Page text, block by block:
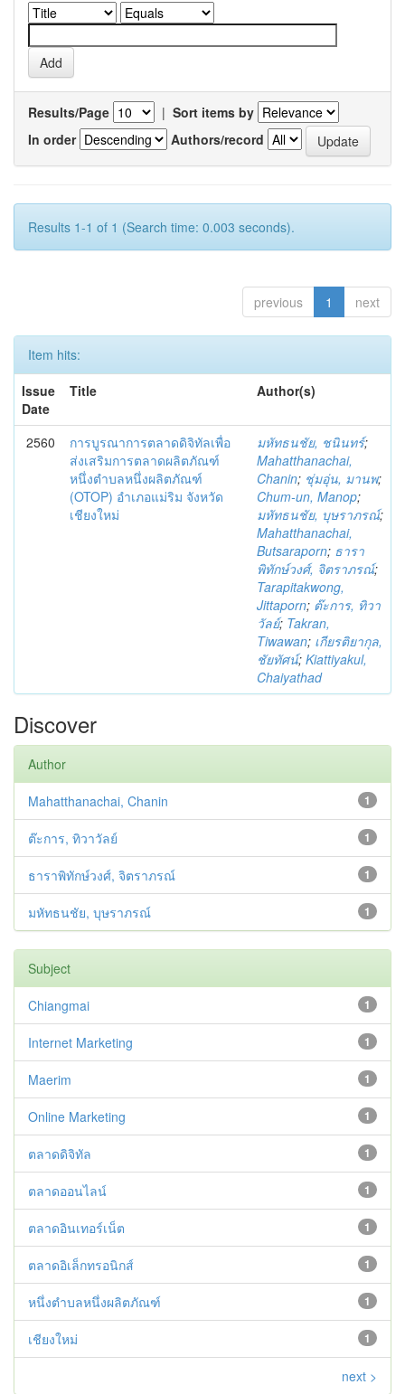
Results/Page | Sort items by
In order
Authors/record
Results 1-1 of 1 (Search time: 0.003 seconds).
previous 1 next
Item hits:
Issue
Date
Title Author(s)
2560
การบูรณาการตลาดดิจิทัลเพื่อ
ส่งเสริมการตลาดผลิตภัณฑ์
หนึ่งตำบลหนึ่งผลิตภัณฑ์
(OTOP) อำเภอแม่ริม จังหวัด
เชียงใหม่
มหัทธนชัย, ชนินทร์;
Mahatthanachai,
Chanin; ชุ่มอุ่น, มานพ;
Chum-un, Manop;
มหัทธนชัย, บุษราภรณ์;
Mahatthanachai,
Butsaraporn; ธารา
พิทักษ์วงศ์, จิตราภรณ์;
Tarapitakwong,
Jittaporn; ต๊ะการ, ทิวา
วัลย์; Takran,
Tiwawan; เกียรติยากุล,
ชัยทัศน์; Kiattiyakul,
Chaiyathad
Discover
Author
1
Mahatthanachai, Chanin
1
ต๊ะการ, ทิวาวัลย์
1
ธาราพิทักษ์วงศ์, จิตราภรณ์
1
มหัทธนชัย, บุษราภรณ์
Subject
1
Chiangmai
1
Internet Marketing
1
Maerim
1
Online Marketing
1
ตลาดดิจิทัล
1
ตลาดออนไลน์
1
ตลาดอินเทอร์เน็ต
1
ตลาดอิเล็กทรอนิกส์
1
หนึ่งตำบลหนึ่งผลิตภัณฑ์
1
เชียงใหม่
next >